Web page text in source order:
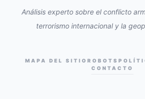
Análisis experto sobre el conflicto
terrorismo internacional y la
MAPA DEL SITIO ROBOTS
CONTACTO